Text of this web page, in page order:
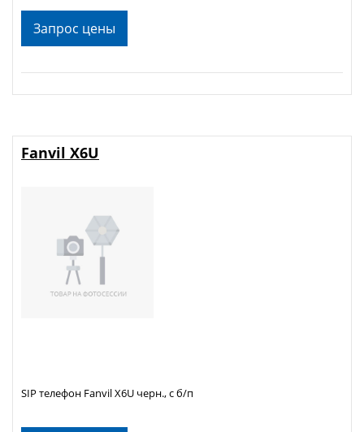
Запрос цены
Fanvil X6U
SIP телефон Fanvil X6U черн., с б/п